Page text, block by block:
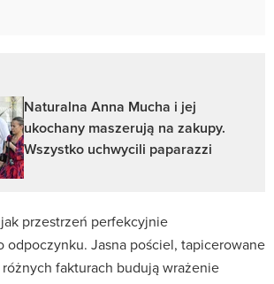
Naturalna Anna Mucha i jej
ukochany maszerują na zakupy.
Wszystko uchwycili paparazzi
przestrzeń perfekcyjnie
odpoczynku. Jasna pościel, tapicerowane
fakturach budują wrażenie